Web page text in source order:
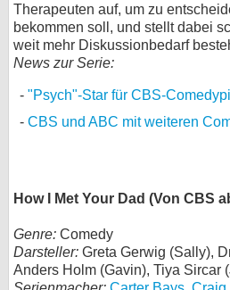
Therapeuten auf, um zu
bekommen soll, und stellt dabei
weit mehr Diskussionbedarf
News zur Serie:
"Psych"-Star für CBS-
CBS und ABC mit weiteren
How I Met Your Dad (Von CBS
Genre: Comedy
Darsteller: Greta Gerwig (Sally),
Anders Holm (Gavin), Tiya Sircar